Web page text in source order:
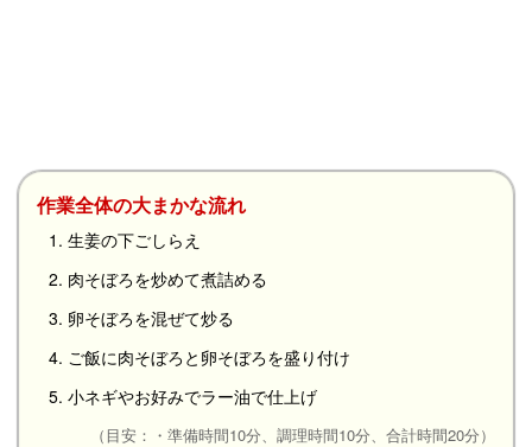
作業全体の大まかな流れ
1. 生姜の下ごしらえ
2. 肉そぼろを炒めて煮詰める
3. 卵そぼろを混ぜて炒る
4. ご飯に肉そぼろと卵そぼろを盛り付け
5. 小ネギやお好みでラー油で仕上げ
（目安：・準備時間10分、調理時間10分、合計時間20分）